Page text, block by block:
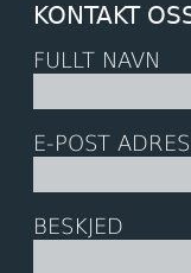
KONTAKT
FULLT NAVN
E-POST
BESKJED